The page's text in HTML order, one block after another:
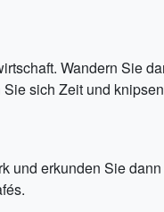
Wandern Sie
sich Zeit und
und erkunden Sie